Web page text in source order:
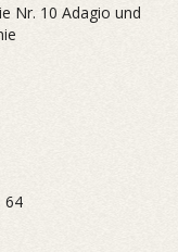
Nr. 10 Adagio und
64